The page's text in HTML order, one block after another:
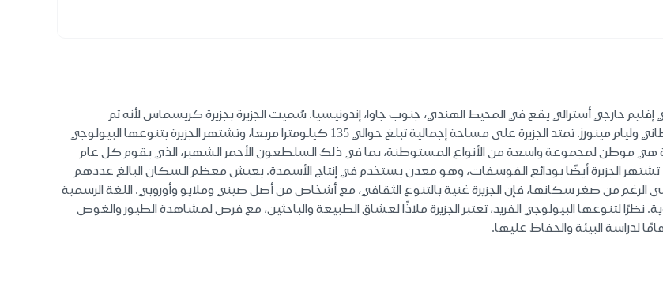
خارجي أسترالي يقع في المحيط الهندي، جنوب جاوا، إندونيسيا. سُميت الجزيرة بجزيرة كريسماس لأنه تم
اكتشافها في يوم عيد الميلاد في عام 1643 بواسطة الكابتن البريطاني وليام مينورز. تمتد الجزيرة على مساحة إجمالية تبلغ حوالي 135 كيلومترا مربعا، وتشتهر الجزيرة بتنوعها البيولوجي
هي موطن لمجموعة واسعة من الأنواع المستوطنة، بما في ذلك السلطعون الأحمر الشهير، الذي يقوم كل عام
تشتهر الجزيرة أيضًا بودائع الفوسفات، وهو معدن يستخدم في إنتاج الأسمدة. يعيش معظم السكان البالغ عددهم
على الرغم من صغر سكانها، فإن الجزيرة غنية بالتنوع الثقافي، مع أشخاص من أصل صيني وملايو وأوروبي. اللغة الرسمية
نظرًا لتنوعها البيولوجي الفريد، تعتبر الجزيرة ملاذًا لعشاق الطبيعة والباحثين، مع فرص لمشاهدة الطيور والغوص
لدراسة البيئة والحفاظ عليها.